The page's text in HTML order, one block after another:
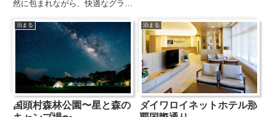
然に包まれながら、快適なグラン
HACK』。冷暖房を備えたベルテ
ントで過ごし、夜は満天の星空の
下でBBQを味わうなど、自然と
心地よさをどちらも満喫できま...
である「那覇国際通り」にも徒歩
で行けるため、到着した瞬間から
沖縄観光を楽しめます。最上階に
あ...
泊まる
国頭村森林公園〜星と森の
泊まる
ダイワロイネットホテル那